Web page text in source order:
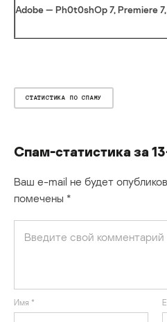
Adobe — Ph0t0shOp 7, Premiere
СТАТИСТИКА ПО СПАМУ
Спам-статистика за
Ваш e-mail не будет
помечены *
Имя *